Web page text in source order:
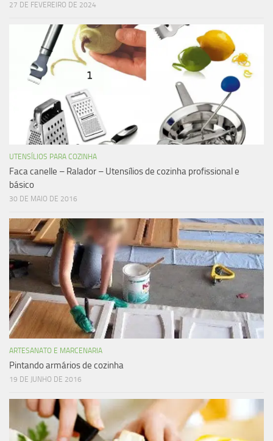
27 DE FEVEREIRO DE 2024
UTENSÍLIOS PARA COZINHA
Faca canelle – Ralador – Utensílios de cozinha profissional e
básico
30 DE MAIO DE 2016
ARTESANATO E MARCENARIA
Pintando armários de cozinha
19 DE JUNHO DE 2016